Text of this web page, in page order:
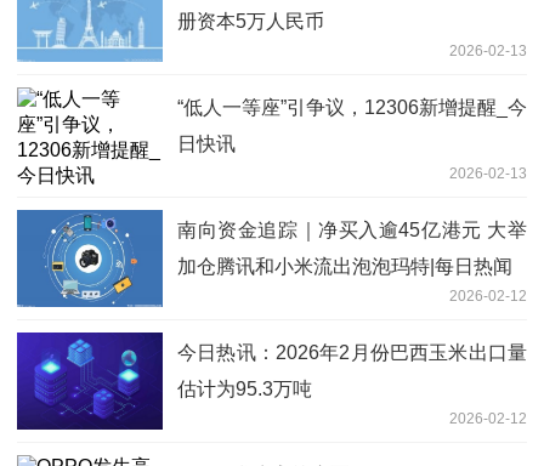
册资本5万人民币
2026-02-13
“低人一等座”引争议，12306新增提醒_今
日快讯
2026-02-13
南向资金追踪｜净买入逾45亿港元 大举
加仓腾讯和小米流出泡泡玛特|每日热闻
2026-02-12
今日热讯：2026年2月份巴西玉米出口量
估计为95.3万吨
2026-02-12